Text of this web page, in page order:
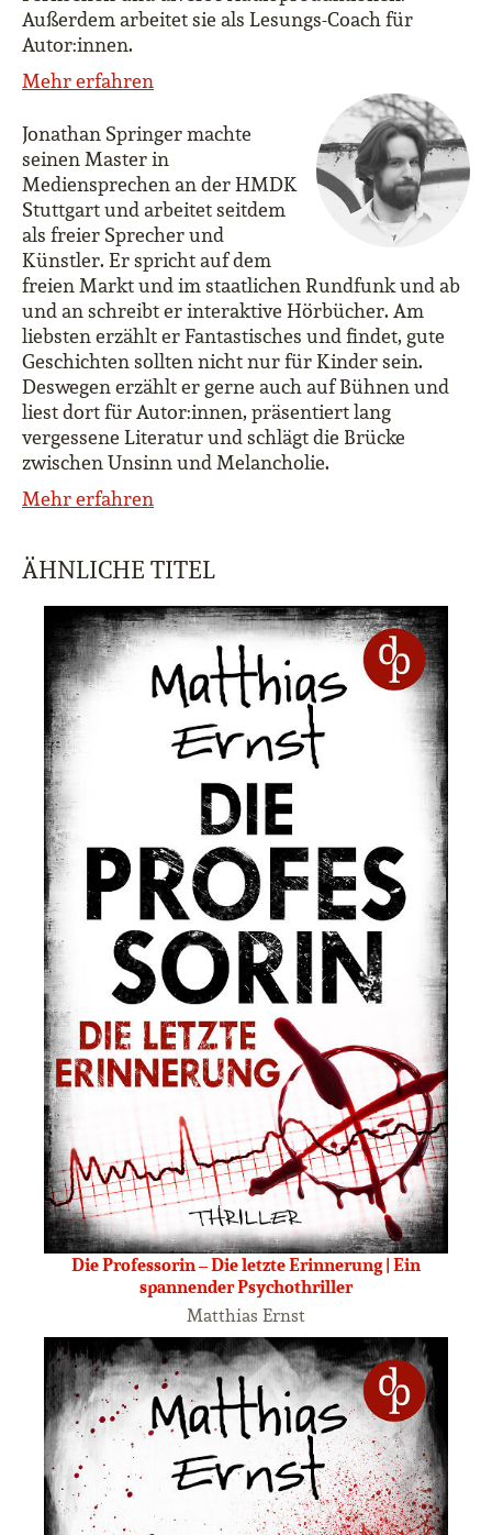
Außerdem arbeitet sie als Lesungs-Coach für
Autor:innen.
Mehr erfahren
Jonathan Springer machte
seinen Master in
Mediensprechen an der HMDK
Stuttgart und arbeitet seitdem
als freier Sprecher und
Künstler. Er spricht auf dem
freien Markt und im staatlichen Rundfunk und ab
und an schreibt er interaktive Hörbücher. Am
liebsten erzählt er Fantastisches und findet, gute
Geschichten sollten nicht nur für Kinder sein.
Deswegen erzählt er gerne auch auf Bühnen und
liest dort für Autor:innen, präsentiert lang
vergessene Literatur und schlägt die Brücke
zwischen Unsinn und Melancholie.
Mehr erfahren
ÄHNLICHE TITEL
Die Professorin – Die letzte Erinnerung | Ein
spannender Psychothriller
Matthias Ernst